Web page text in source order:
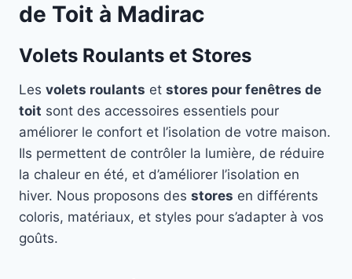
de Toit à Madirac
Volets Roulants et Stores
Les volets roulants et stores pour fenêtres de
toit sont des accessoires essentiels pour
améliorer le confort et l’isolation de votre maison.
Ils permettent de contrôler la lumière, de réduire
la chaleur en été, et d’améliorer l’isolation en
hiver. Nous proposons des stores en différents
coloris, matériaux, et styles pour s’adapter à vos
goûts.